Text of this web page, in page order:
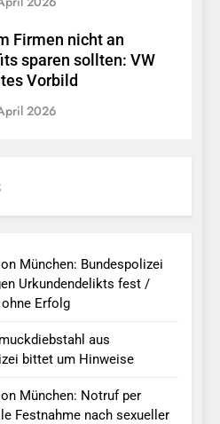
Firmen nicht an
sparen sollten: VW
Vorbild
2026
München: Bundespolizei
Urkundendelikts fest /
Erfolg
aus
bittet um Hinweise
München: Notruf per
Festnahme nach sexueller